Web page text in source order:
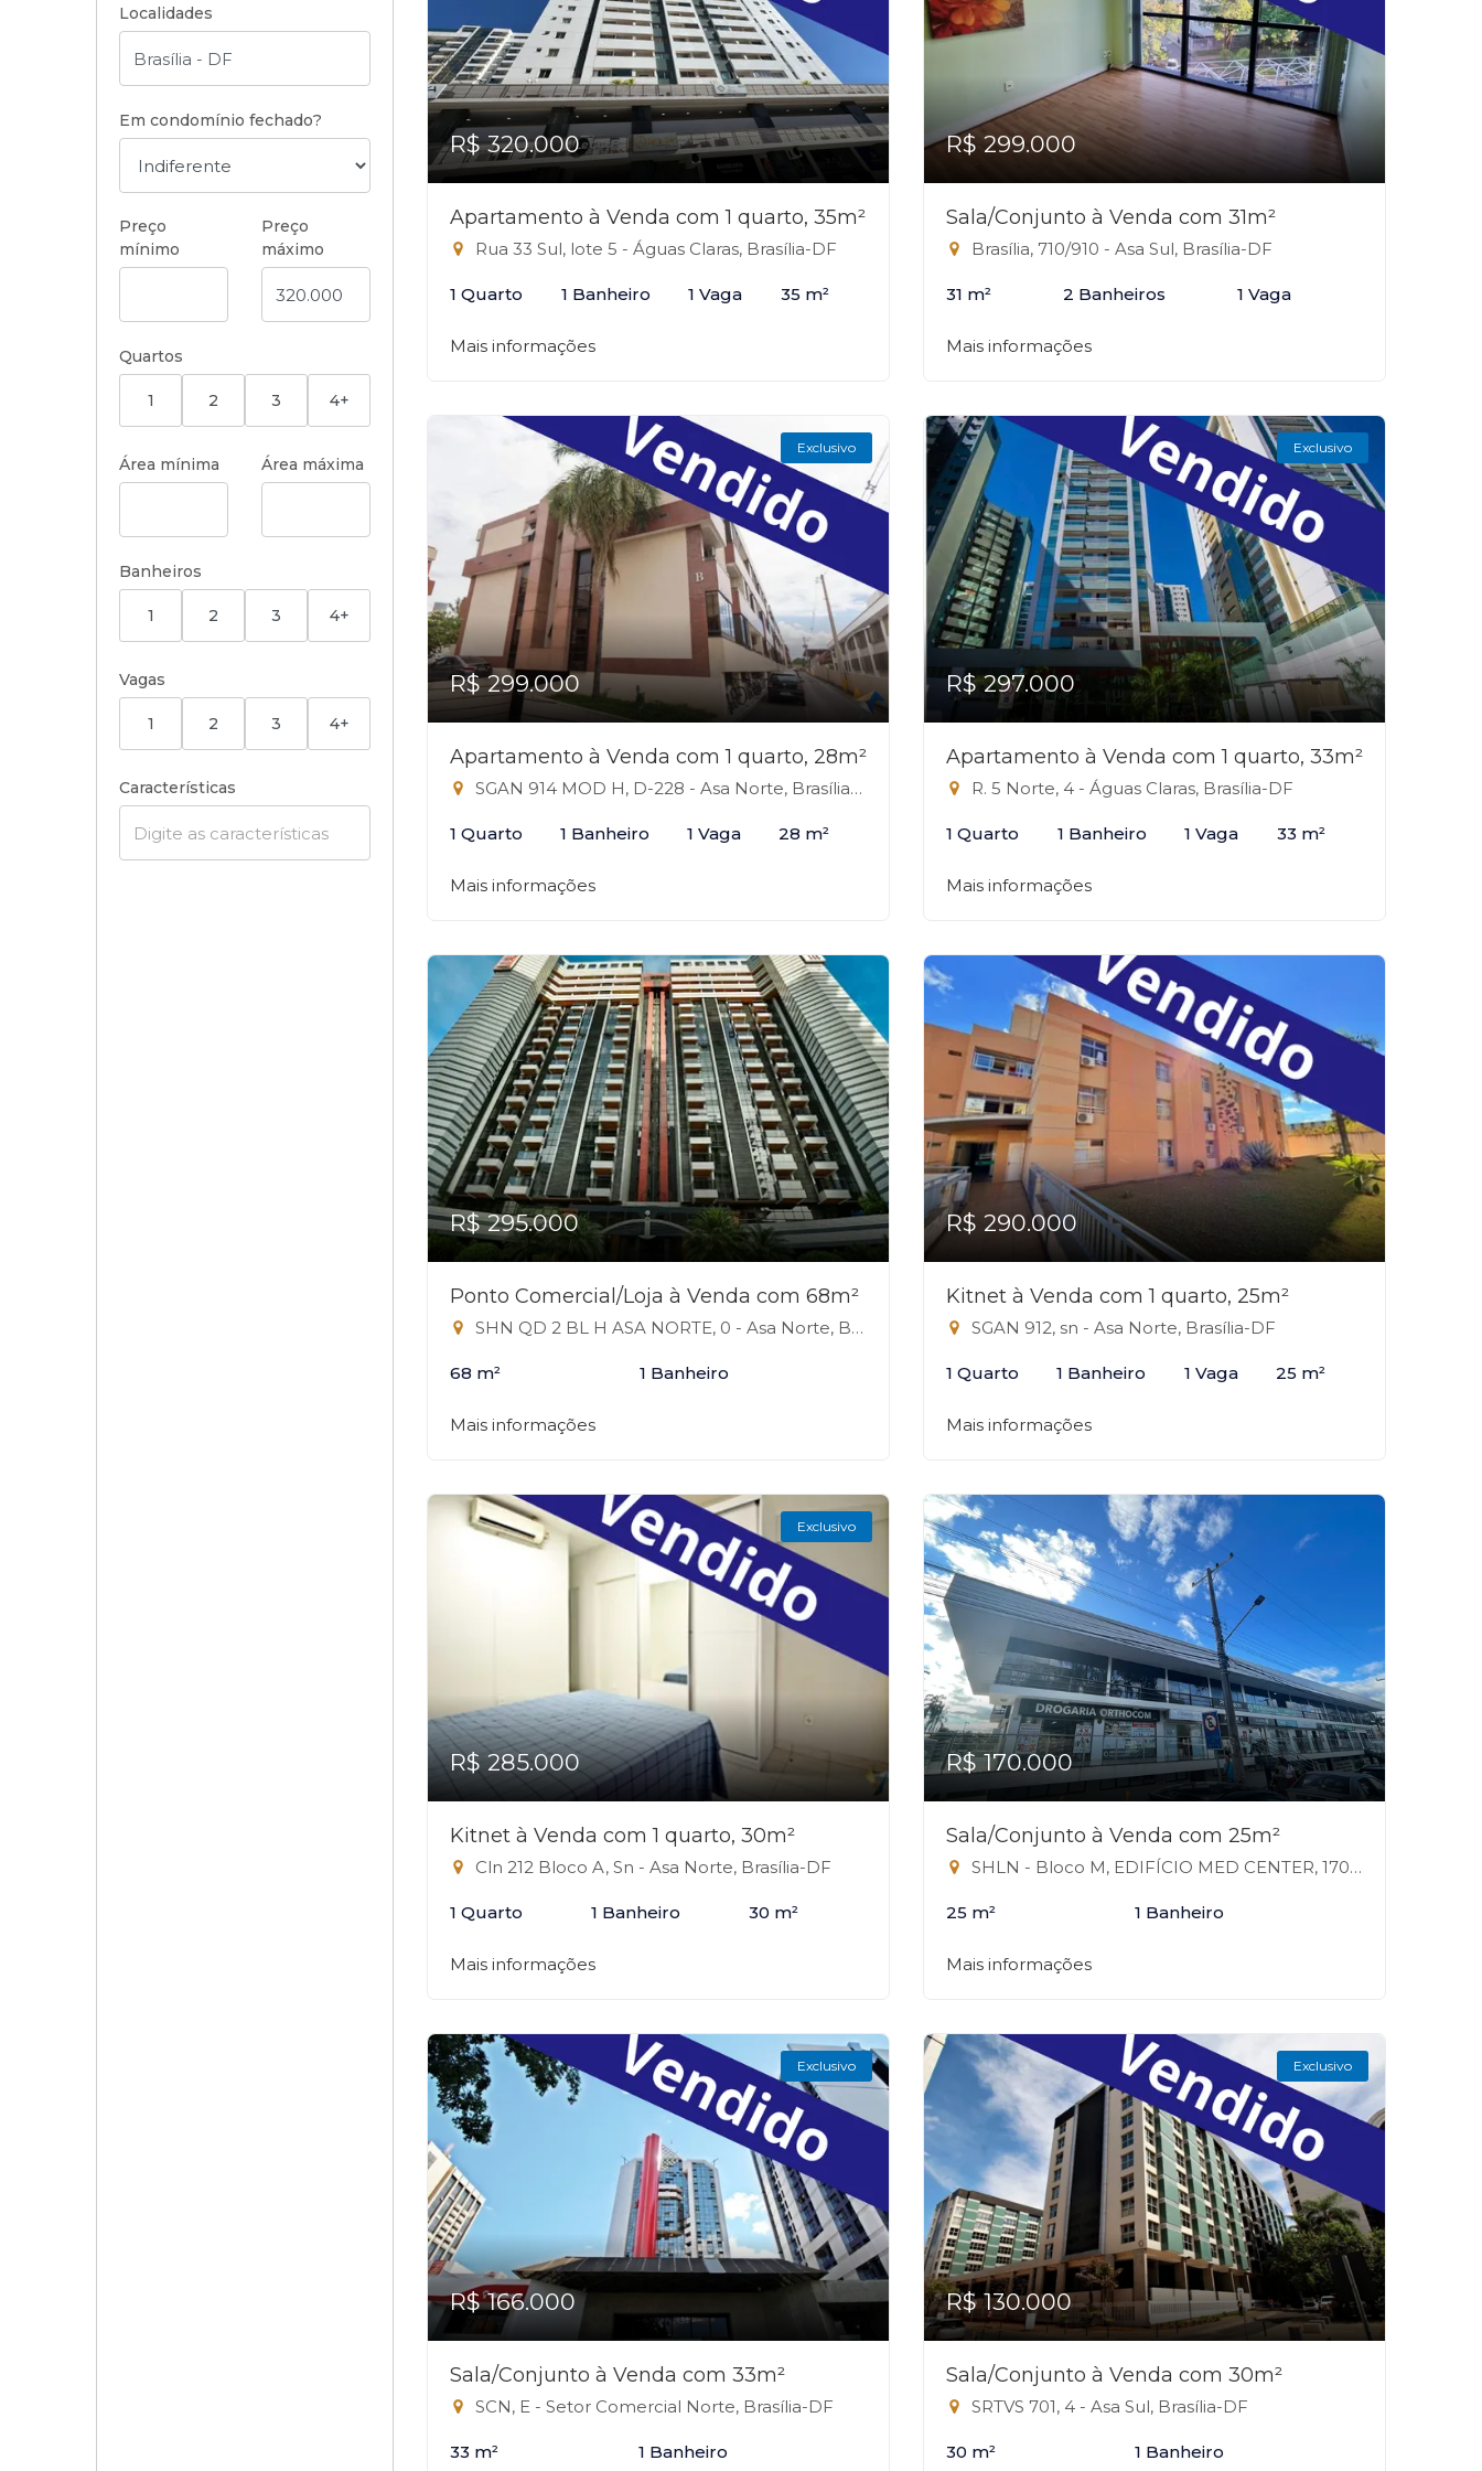
Localidades
Em condomínio fechado?
Preço
mínimo
Preço
máximo
Quartos
1 2 3 4+
Área mínima Área máxima
Banheiros
1 2 3 4+
Vagas
1 2 3 4+
Características
R$ 320.000
Apartamento à Venda com 1 quarto, 35m²
Rua 33 Sul, lote 5 - Águas Claras, Brasília-DF
1 Quarto 1 Banheiro 1 Vaga 35 m²
Mais informações
R$ 299.000
Sala/Conjunto à Venda com 31m²
Brasília, 710/910 - Asa Sul, Brasília-DF
31 m² 2 Banheiros 1 Vaga
Mais informações
Exclusivo
R$ 299.000
Apartamento à Venda com 1 quarto, 28m²
SGAN 914 MOD H, D-228 - Asa Norte, Brasília-DF
1 Quarto 1 Banheiro 1 Vaga 28 m²
Mais informações
Exclusivo
R$ 297.000
Apartamento à Venda com 1 quarto, 33m²
R. 5 Norte, 4 - Águas Claras, Brasília-DF
1 Quarto 1 Banheiro 1 Vaga 33 m²
Mais informações
R$ 295.000
Ponto Comercial/Loja à Venda com 68m²
SHN QD 2 BL H ASA NORTE, 0 - Asa Norte, Brasília-DF
68 m² 1 Banheiro
Mais informações
R$ 290.000
Kitnet à Venda com 1 quarto, 25m²
SGAN 912, sn - Asa Norte, Brasília-DF
1 Quarto 1 Banheiro 1 Vaga 25 m²
Mais informações
Exclusivo
R$ 285.000
Kitnet à Venda com 1 quarto, 30m²
Cln 212 Bloco A, Sn - Asa Norte, Brasília-DF
1 Quarto 1 Banheiro 30 m²
Mais informações
R$ 170.000
Sala/Conjunto à Venda com 25m²
SHLN - Bloco M, EDIFÍCIO MED CENTER, 170 - Asa Norte, Brasília-DF
25 m² 1 Banheiro
Mais informações
Exclusivo
R$ 166.000
Sala/Conjunto à Venda com 33m²
SCN, E - Setor Comercial Norte, Brasília-DF
33 m² 1 Banheiro
Exclusivo
R$ 130.000
Sala/Conjunto à Venda com 30m²
SRTVS 701, 4 - Asa Sul, Brasília-DF
30 m² 1 Banheiro